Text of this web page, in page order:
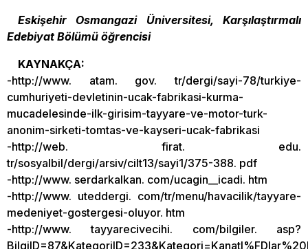
Eskişehir Osmangazi Üniversitesi, Karşılaştırmalı
Edebiyat Bölümü öğrencisi
KAYNAKÇA:
-http://www. atam. gov. tr/dergi/sayi-78/turkiye-
cumhuriyeti-devletinin-ucak-fabrikasi-kurma-
mucadelesinde-ilk-girisim-tayyare-ve-motor-turk-
anonim-sirketi-tomtas-ve-kayseri-ucak-fabrikasi
-http://web. firat. edu.
tr/sosyalbil/dergi/arsiv/cilt13/sayi1/375-388. pdf
-http://www. serdarkalkan. com/ucagin__icadi. htm
-http://www. uteddergi. com/tr/menu/havacilik/tayyare-
medeniyet-gostergesi-oluyor. htm
-http://www. tayyarecivecihi. com/bilgiler. asp?